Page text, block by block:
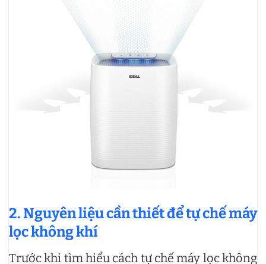
2. Nguyên liệu cần thiết để tự chế máy
lọc không khí
Trước khi tìm hiểu cách tự chế máy lọc không